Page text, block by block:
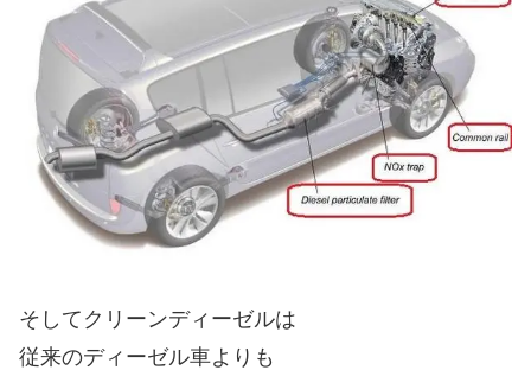
そしてクリーンディーゼルは
従来のディーゼル車よりも